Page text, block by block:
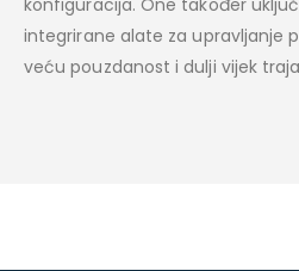
integrirane alate za upravljanje
veću pouzdanost i dulji vijek